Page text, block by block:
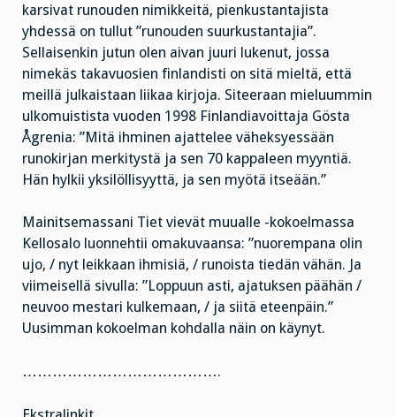
karsivat runouden nimikkeitä, pienkustantajista
yhdessä on tullut ”runouden suurkustantajia”.
Sellaisenkin jutun olen aivan juuri lukenut, jossa
nimekäs takavuosien finlandisti on sitä mieltä, että
meillä julkaistaan liikaa kirjoja. Siteeraan mieluummin
ulkomuistista vuoden 1998 Finlandiavoittaja Gösta
Ågrenia: ”Mitä ihminen ajattelee väheksyessään
runokirjan merkitystä ja sen 70 kappaleen myyntiä.
Hän hylkii yksilöllisyyttä, ja sen myötä itseään.”
Mainitsemassani Tiet vievät muualle -kokoelmassa
Kellosalo luonnehtii omakuvaansa: ”nuorempana olin
ujo, / nyt leikkaan ihmisiä, / runoista tiedän vähän. Ja
viimeisellä sivulla: ”Loppuun asti, ajatuksen päähän /
neuvoo mestari kulkemaan, / ja siitä eteenpäin.”
Uusimman kokoelman kohdalla näin on käynyt.
………………………………….